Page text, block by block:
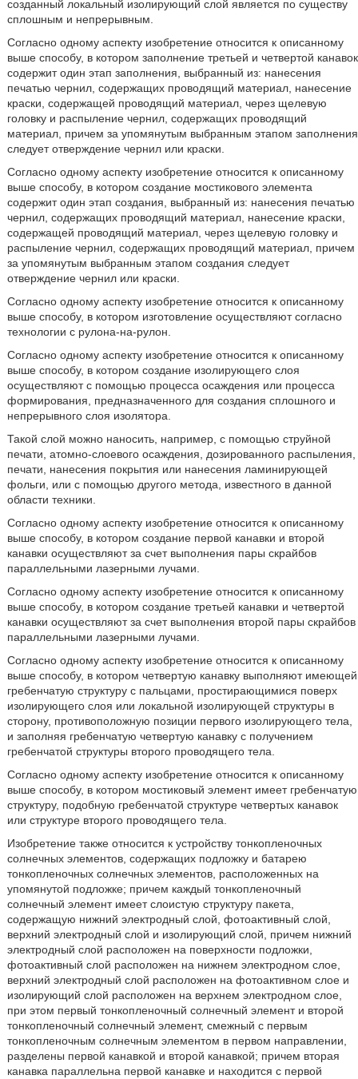
созданный локальный изолирующий слой является по существу
сплошным и непрерывным.
Согласно одному аспекту изобретение относится к описанному
выше способу, в котором заполнение третьей и четвертой канавок
содержит один этап заполнения, выбранный из: нанесения
печатью чернил, содержащих проводящий материал, нанесение
краски, содержащей проводящий материал, через щелевую
головку и распыление чернил, содержащих проводящий
материал, причем за упомянутым выбранным этапом заполнения
следует отверждение чернил или краски.
Согласно одному аспекту изобретение относится к описанному
выше способу, в котором создание мостикового элемента
содержит один этап создания, выбранный из: нанесения печатью
чернил, содержащих проводящий материал, нанесение краски,
содержащей проводящий материал, через щелевую головку и
распыление чернил, содержащих проводящий материал, причем
за упомянутым выбранным этапом создания следует
отверждение чернил или краски.
Согласно одному аспекту изобретение относится к описанному
выше способу, в котором изготовление осуществляют согласно
технологии с рулона-на-рулон.
Согласно одному аспекту изобретение относится к описанному
выше способу, в котором создание изолирующего слоя
осуществляют с помощью процесса осаждения или процесса
формирования, предназначенного для создания сплошного и
непрерывного слоя изолятора.
Такой слой можно наносить, например, с помощью струйной
печати, атомно-слоевого осаждения, дозированного распыления,
печати, нанесения покрытия или нанесения ламинирующей
фольги, или с помощью другого метода, известного в данной
области техники.
Согласно одному аспекту изобретение относится к описанному
выше способу, в котором создание первой канавки и второй
канавки осуществляют за счет выполнения пары скрайбов
параллельными лазерными лучами.
Согласно одному аспекту изобретение относится к описанному
выше способу, в котором создание третьей канавки и четвертой
канавки осуществляют за счет выполнения второй пары скрайбов
параллельными лазерными лучами.
Согласно одному аспекту изобретение относится к описанному
выше способу, в котором четвертую канавку выполняют имеющей
гребенчатую структуру с пальцами, простирающимися поверх
изолирующего слоя или локальной изолирующей структуры в
сторону, противоположную позиции первого изолирующего тела,
и заполняя гребенчатую четвертую канавку с получением
гребенчатой структуры второго проводящего тела.
Согласно одному аспекту изобретение относится к описанному
выше способу, в котором мостиковый элемент имеет гребенчатую
структуру, подобную гребенчатой структуре четвертых канавок
или структуре второго проводящего тела.
Изобретение также относится к устройству тонкопленочных
солнечных элементов, содержащих подложку и батарею
тонкопленочных солнечных элементов, расположенных на
упомянутой подложке; причем каждый тонкопленочный
солнечный элемент имеет слоистую структуру пакета,
содержащую нижний электродный слой, фотоактивный слой,
верхний электродный слой и изолирующий слой, причем нижний
электродный слой расположен на поверхности подложки,
фотоактивный слой расположен на нижнем электродном слое,
верхний электродный слой расположен на фотоактивном слое и
изолирующий слой расположен на верхнем электродном слое,
при этом первый тонкопленочный солнечный элемент и второй
тонкопленочный солнечный элемент, смежный с первым
тонкопленочным солнечным элементом в первом направлении,
разделены первой канавкой и второй канавкой; причем вторая
канавка параллельна первой канавке и находится с первой